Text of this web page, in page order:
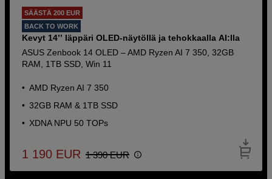
SÄÄSTÄ 200 EUR
BACK TO WORK
Kevyt 14’’ läppäri OLED-näytöllä ja tehokkaalla AI:lla
ASUS Zenbook 14 OLED – AMD Ryzen AI 7 350, 32GB
RAM, 1TB SSD, Win 11
AMD Ryzen AI 7 350
32GB RAM & 1TB SSD
XDNA NPU 50 TOPs
1 190 EUR 1 390 EUR